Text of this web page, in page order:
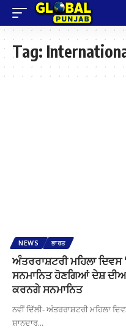
Tag:
NEWS ਭਾਰਤ
ਅੰਤਰਰਾਸ਼ਟਰੀ ਮਹਿਲਾ ਦਿਵਸ
ਸਨਮਾਨਿਤ ਹੋਣਗਿਆਂ ਦੇਸ਼
ਕਰਨਗੇ ਸਨਮਾਨਿਤ
ਨਵੀਂ ਦਿੱਲੀ- ਅੰਤਰਰਾਸ਼ਟਰੀ ਮਹਿਲਾ
ਸ਼ਾਨਦਾਰ…